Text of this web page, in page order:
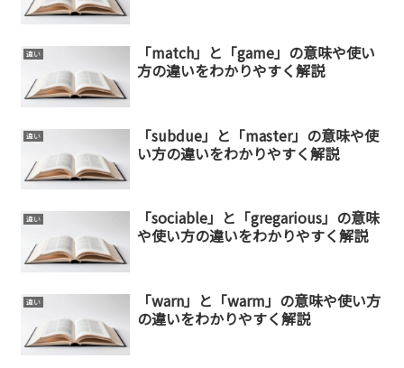
違い
「match」と「game」の意味や使い
方の違いをわかりやすく解説
違い
「subdue」と「master」の意味や使
い方の違いをわかりやすく解説
違い
「sociable」と「gregarious」の意味
や使い方の違いをわかりやすく解説
違い
「warn」と「warm」の意味や使い方
の違いをわかりやすく解説